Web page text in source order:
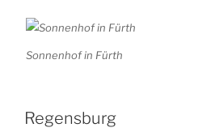
Sonnenhof in Fürth
Regensburg